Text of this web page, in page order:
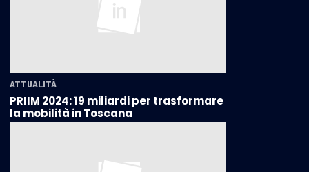
ATTUALITÀ
PRIIM 2024: 19 miliardi per trasformare
la mobilità in Toscana